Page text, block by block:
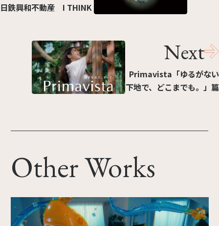
日鉄興和不動産 I THINK
Next
Primavista「ゆるがない
下地で、どこまでも。」篇
Other Works